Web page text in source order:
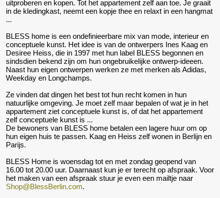
uitproberen en kopen. Tot het appartement zelf aan toe. Je graait
in de kledingkast, neemt een kopje thee en relaxt in een hangmat
...
BLESS home is een ondefinieerbare mix van mode, interieur en
conceptuele kunst. Het idee is van de ontwerpers Ines Kaag en
Desiree Heiss, die in 1997 met hun label BLESS begonnen en
sindsdien bekend zijn om hun ongebruikelijke ontwerp-ideeen.
Naast hun eigen ontwerpen werken ze met merken als Adidas,
Weekday en Longchamps.
Ze vinden dat dingen het best tot hun recht komen in hun
natuurlijke omgeving. Je moet zelf maar bepalen of wat je in het
appartement ziet conceptuele kunst is, of dat het appartement
zelf conceptuele kunst is ...
De bewoners van BLESS home betalen een lagere huur om op
hun eigen huis te passen. Kaag en Heiss zelf wonen in Berlijn en
Parijs.
BLESS Home is woensdag tot en met zondag geopend van
16.00 tot 20.00 uur. Daarnaast kun je er terecht op afspraak. Voor
het maken van een afspraak stuur je even een mailtje naar
Shop@BlessBerlin.com.